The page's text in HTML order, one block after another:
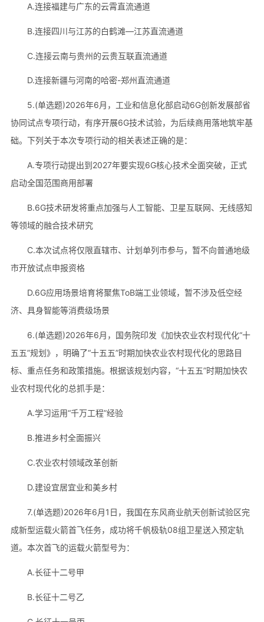
A.连接福建与广东的云霄直流通道
B.连接四川与江苏的白鹤滩—江苏直流通道
C.连接云南与贵州的云贵互联直流通道
D.连接新疆与河南的哈密-郑州直流通道
5.(单选题)2026年6月，工业和信息化部启动6G创新发展部省
协同试点专项行动，有序开展6G技术试验，为后续商用落地筑牢基
础。下列关于本次专项行动的相关表述正确的是：
A.专项行动提出到2027年要实现6G核心技术全面突破，正式
启动全国范围商用部署
B.6G技术研发将重点加强与人工智能、卫星互联网、无线感知
等领域的融合技术研究
C.本次试点将仅限直辖市、计划单列市参与，暂不向普通地级
市开放试点申报资格
D.6G应用场景培育将聚焦ToB端工业领域，暂不涉及低空经
济、具身智能等消费级场景
6.(单选题)2026年6月，国务院印发《加快农业农村现代化“十
五五”规划》，明确了“十五五”时期加快农业农村现代化的思路目
标、重点任务和政策措施。根据该规划内容，“十五五”时期加快农
业农村现代化的总抓手是：
A.学习运用“千万工程”经验
B.推进乡村全面振兴
C.农业农村领域改革创新
D.建设宜居宜业和美乡村
7.(单选题)2026年6月1日，我国在东风商业航天创新试验区完
成新型运载火箭首飞任务，成功将千帆极轨08组卫星送入预定轨
道。本次首飞的运载火箭型号为：
A.长征十二号甲
B.长征十二号乙